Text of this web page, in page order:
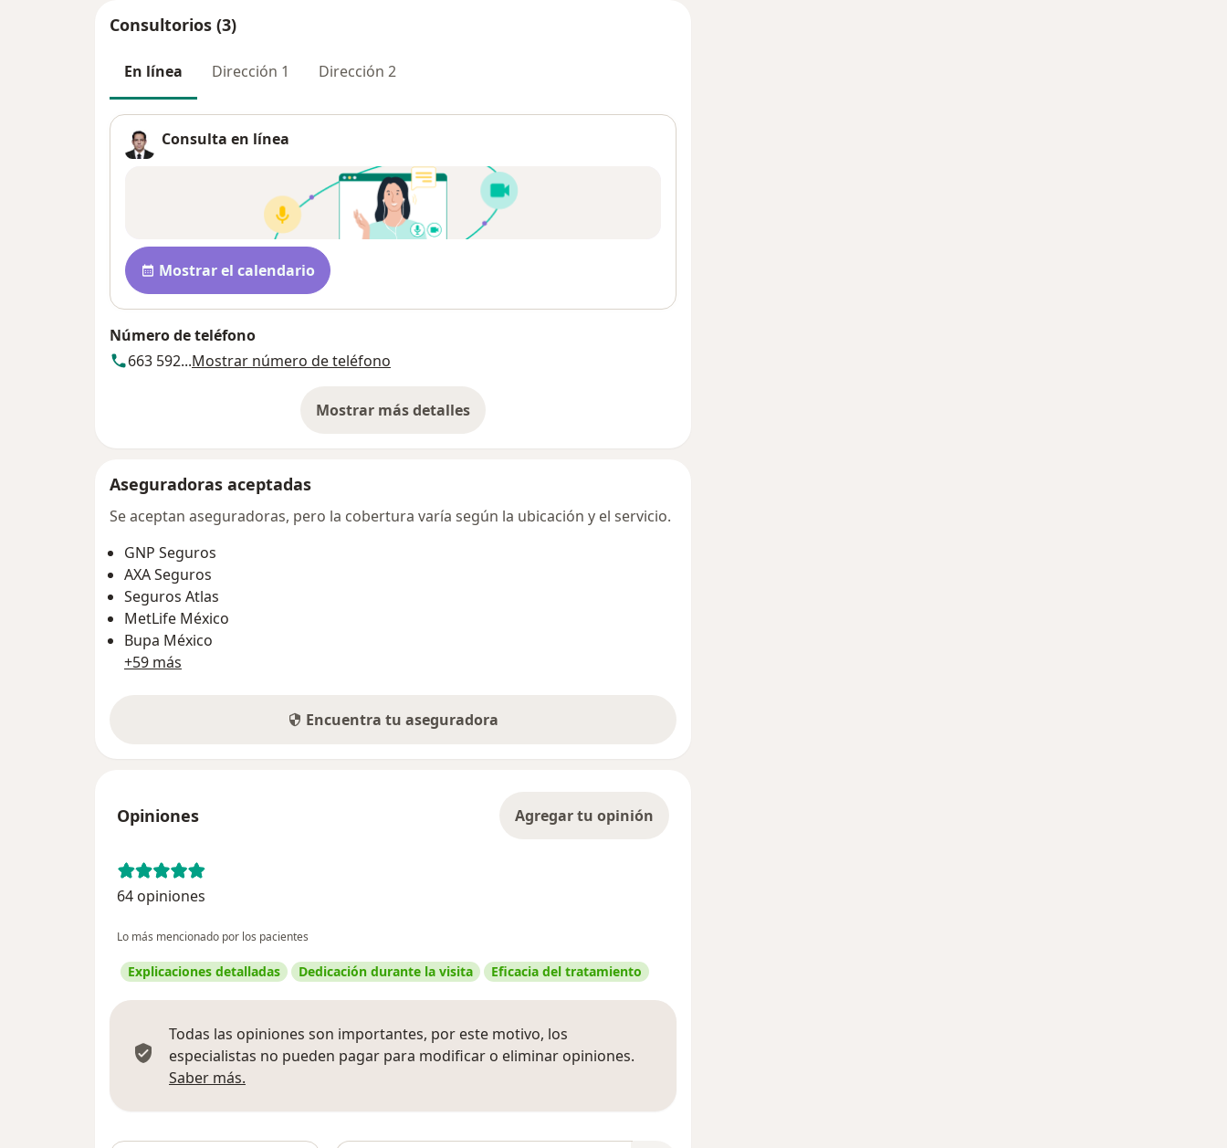
Consultorios (3)
En línea Dirección 1 Dirección 2
Consulta en línea
Disponibilidad
Mostrar el calendario
Número de teléfono
663 592...Mostrar número de teléfono
Mostrar más detalles
sobre la dirección
Aseguradoras aceptadas
Se aceptan aseguradoras, pero la cobertura varía según la ubicación y el servicio.
GNP Seguros
AXA Seguros
Seguros Atlas
MetLife México
Bupa México
+59 más
Encuentra tu aseguradora
Opiniones Agregar tu opinión
64 opiniones
Lo más mencionado por los pacientes
Explicaciones detalladas Dedicación durante la visita Eficacia del tratamiento
Todas las opiniones son importantes, por este motivo, los
especialistas no pueden pagar para modificar o eliminar opiniones.
Saber más.